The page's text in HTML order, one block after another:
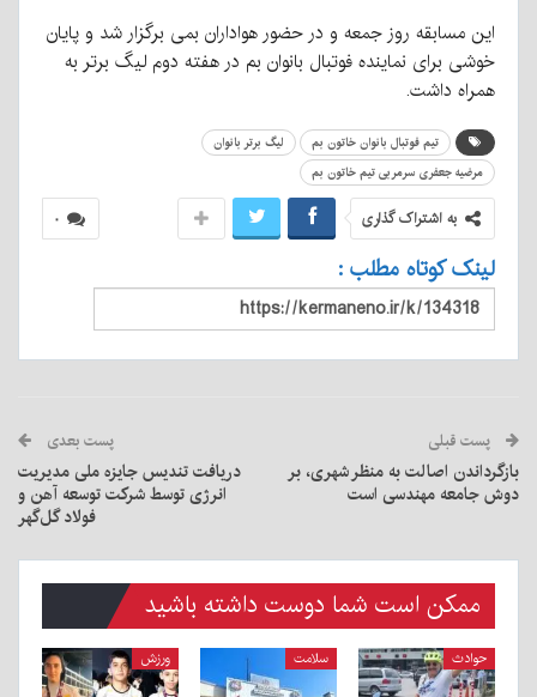
این مسابقه روز جمعه و در حضور هواداران بمی برگزار شد و پایان
خوشی برای نماینده فوتبال بانوان بم در هفته دوم لیگ برتر به
همراه داشت.
تیم فوتبال بانوان خاتون بم
لیگ برتر بانوان
مرضیه جعفری سرمربی تیم خاتون بم
۰ به اشتراک گذاری
لینک کوتاه مطلب :
پست قبلی
بازگرداندن اصالت به منظر شهری، بر
دوش جامعه مهندسی است
پست بعدی
دریافت تندیس جایزه ملی مدیریت
انرژی توسط شرکت توسعه آهن و
فولاد گل‌گهر
ممکن است شما دوست داشته باشید
حوادث سلامت ورزش